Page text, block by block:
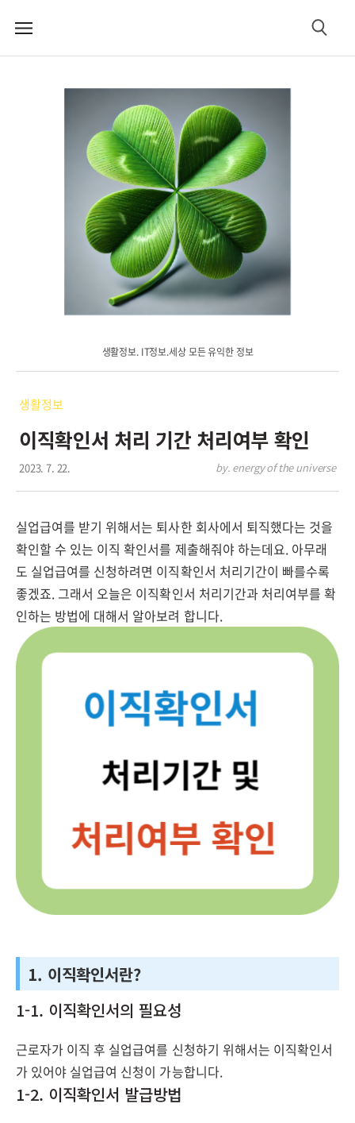
메
검
생활정보. IT정보.세상 모든 유익한 정보
생활정보
이직확인서 처리 기간 처리여부 확인
2023. 7. 22. by. energy of the universe
실업급여를 받기 위해서는 퇴사한 회사에서 퇴직했다는 것을
확인할 수 있는 이직 확인서를 제출해줘야 하는데요. 아무래
도 실업급여를 신청하려면 이직확인서 처리기간이 빠를수록
좋겠죠. 그래서 오늘은 이직확인서 처리기간과 처리여부를 확
인하는 방법에 대해서 알아보려 합니다.
1. 이직확인서란?
1-1. 이직확인서의 필요성
근로자가 이직 후 실업급여를 신청하기 위해서는 이직확인서
가 있어야 실업급여 신청이 가능합니다.
1-2. 이직확인서 발급방법